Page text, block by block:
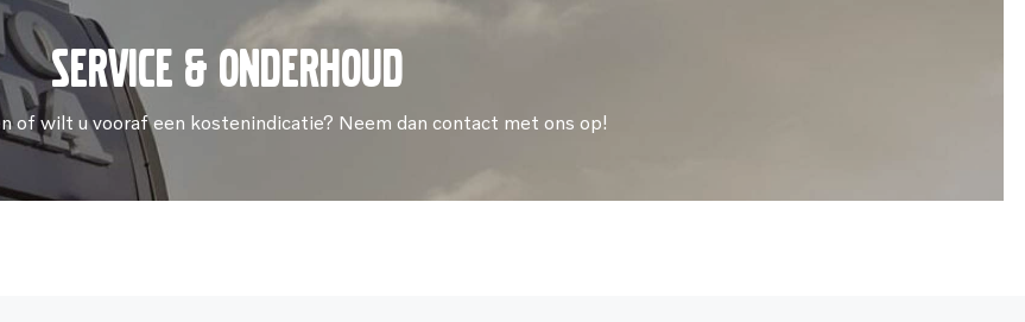
Service & onderhoud
of wilt u vooraf een kostenindicatie? Neem dan contact met ons op!